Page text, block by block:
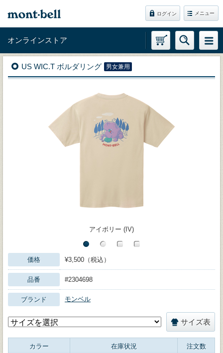
ログイン メニュー
オンラインストア
US WIC.T ボルダリング 男女兼用
アイボリー (IV)
価格 ¥3,500（税込）
品番 #2304698
ブランド モンベル
サイズ表
カラー 在庫状況 注文数